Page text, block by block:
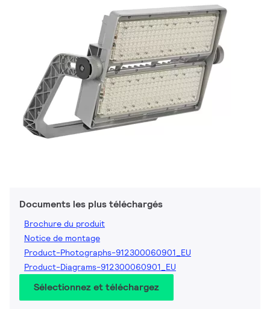
Documents les plus téléchargés
Brochure du produit
Notice de montage
Product-Photographs-912300060901_EU
Product-Diagrams-912300060901_EU
Sélectionnez et téléchargez